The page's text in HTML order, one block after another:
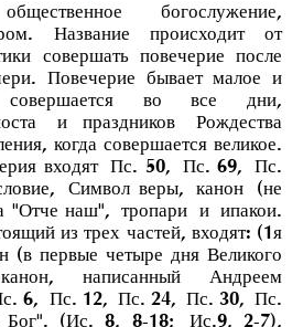
богослужение,
Название происходит от
совершать повечерие после
Повечерие бывает малое и
во все дни,
и праздниковРождества
, когда совершается великое.
входят Пс. 50, Пс. 69,Пс.
,Символ веры,канон (не
"Отче наш",тропари иипакои.
из трех частей, входят: (1я
(в первые четыре дня Великого
написанный Андреем
6, Пс. 12, Пс. 24, Пс. 30,Пс.
Бог". (Ис. 8, 8-18; Ис.9, 2-7),